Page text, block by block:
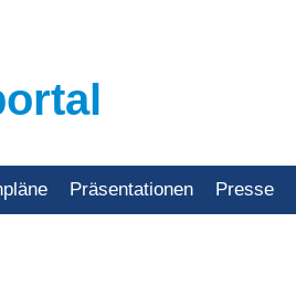
Präsentationen Presse